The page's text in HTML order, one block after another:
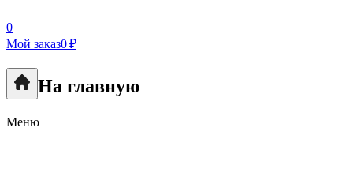
0
Мой заказ0 ₽
На главную
Меню